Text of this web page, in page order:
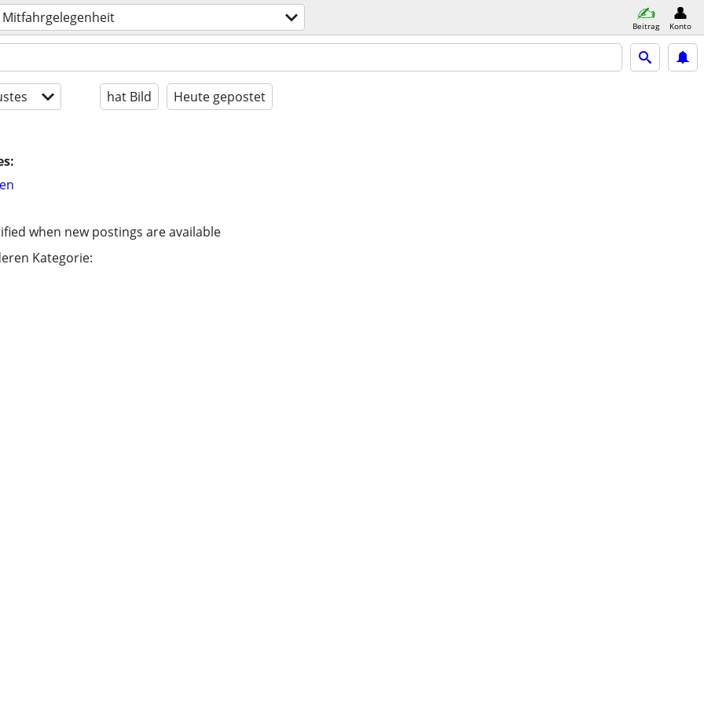
Mitfahrgelegenheit Beitrag Konto
hat Bild Heute gepostet
when new postings are available
Kategorie: